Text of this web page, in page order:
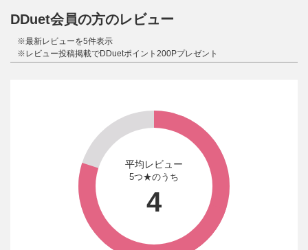
DDuet会員の方のレビュー
※最新レビューを5件表示
※レビュー投稿掲載でDDuetポイント200Pプレゼント
平均レビュー
5つ★のうち
4